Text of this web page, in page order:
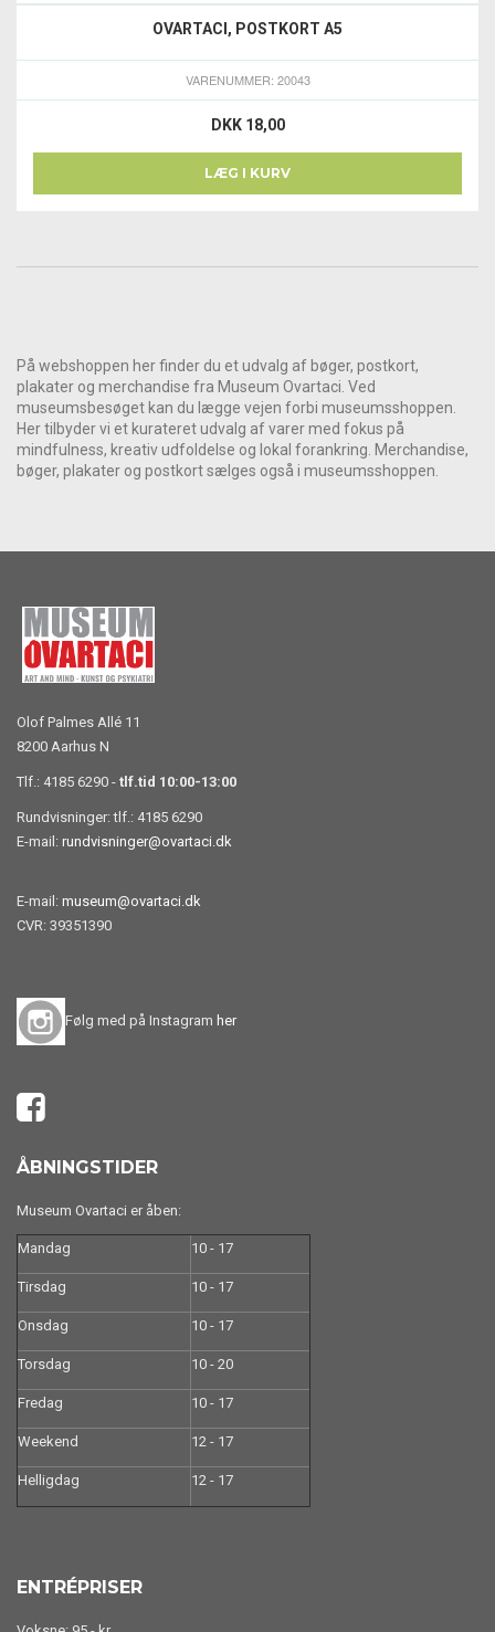
OVARTACI, POSTKORT A5
VARENUMMER: 20043
DKK 18,00
LÆG I KURV
På webshoppen her finder du et udvalg af bøger, postkort,
plakater og merchandise fra Museum Ovartaci. Ved
museumsbesøget kan du lægge vejen forbi museumsshoppen.
Her tilbyder vi et kurateret udvalg af varer med fokus på
mindfulness, kreativ udfoldelse og lokal forankring. Merchandise,
bøger, plakater og postkort sælges også i museumsshoppen.
Olof Palmes Allé 11
8200 Aarhus N
Tlf.: 4185 6290 - tlf.tid 10:00-13:00
Rundvisninger: tlf.: 4185 6290
E-mail: rundvisninger@ovartaci.dk
E-mail: museum@ovartaci.dk
CVR: 39351390
Følg med på Instagram her
ÅBNINGSTIDER
Museum Ovartaci er åben:
Mandag 10 - 17
Tirsdag 10 - 17
Onsdag 10 - 17
Torsdag 10 - 20
Fredag 10 - 17
Weekend 12 - 17
Helligdag 12 - 17
ENTRÉPRISER